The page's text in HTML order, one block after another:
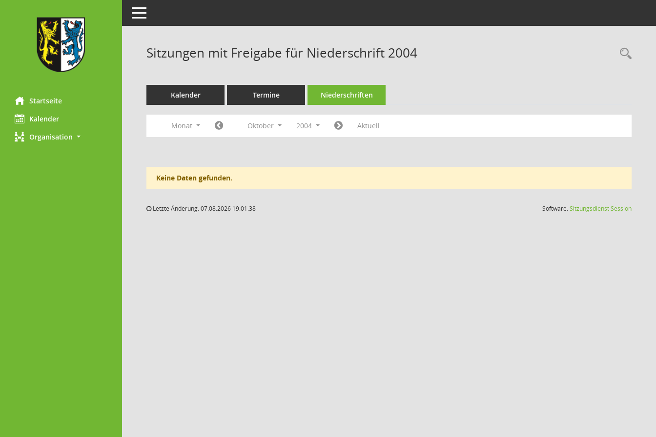
Startseite
Kalender
Organisation
Toggle navigation
Sitzungen mit Freigabe für Niederschrift 2004
Kalender Termine Niederschriften
Monat Oktober 2004 Aktuell
Keine Daten gefunden.
Letzte Änderung: 07.08.2026 19:01:38 Software:SitzungsdienstSession(Wird in